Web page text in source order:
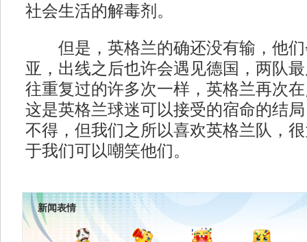
社会生活的解毒剂。
但是，英格兰的确还没有输，他们
亚，出线之后也许会遇见德国，两队
往重复过的许多次一样，英格兰再次
这是英格兰球迷可以接受的宿命的结
不得，但我们之所以喜欢英格兰队，
于我们可以嘲笑他们。
新闻表情